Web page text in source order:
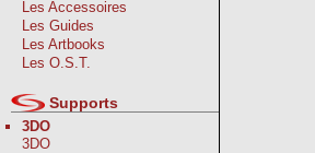
Les Accessoires
Les Guides
Les Artbooks
Les O.S.T.
Supports
3DO
3DO